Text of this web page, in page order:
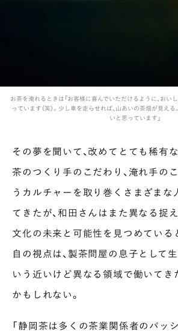
お茶を淹れるときは「お客様に喜んでいただけるように、おい
っています（笑）。少し車を走らせれば、山あいの茶畑が見え
いと思っています」
その夢を聞いて、改めてとても稀有
茶のつくり手のこだわり、淹れ手の
うカルチャーを取り巻くさまざまな
てきたが、和田さんはまた異なる捉
文化の未来と可能性を見つめている
自の視点は、製茶問屋の息子として
いう近いけど異なる領域で働いてき
かもしれない。
「静岡茶は多くの茶業関係者のパッ